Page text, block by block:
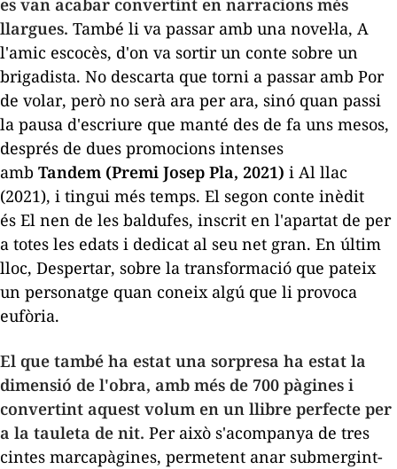
es van acabar convertint en narracions més
llargues. També li va passar amb una novel·la, A
l'amic escocès, d'on va sortir un conte sobre un
brigadista. No descarta que torni a passar amb Por
de volar, però no serà ara per ara, sinó quan passi
la pausa d'escriure que manté des de fa uns mesos,
després de dues promocions intenses
amb Tandem (Premi Josep Pla, 2021) i Al llac
(2021), i tingui més temps. El segon conte inèdit
és El nen de les baldufes, inscrit en l'apartat de per
a totes les edats i dedicat al seu net gran. En últim
lloc, Despertar, sobre la transformació que pateix
un personatge quan coneix algú que li provoca
eufòria.
El que també ha estat una sorpresa ha estat la
dimensió de l'obra, amb més de 700 pàgines i
convertint aquest volum en un llibre perfecte per
a la tauleta de nit. Per això s'acompanya de tres
cintes marcapàgines, permetent anar submergint-